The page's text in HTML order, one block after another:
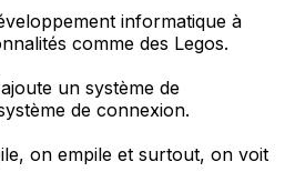
informatique à
comme des Legos.
un système de
de connexion.
on empile et surtout, on voit